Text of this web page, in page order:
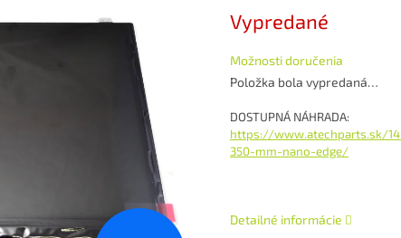
cena:
Vypredané
Možnosti doručenia
Položka bola vypredaná…
DOSTUPNÁ NÁHRADA:
https://www.atechparts.sk/
350-mm-nano-edge/
Detailné informácie